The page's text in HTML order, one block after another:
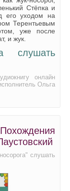
Стёпка и
его уходом на
Терентьевым
уже после
и жук.
слушать
онлайн
Ольга
слушать